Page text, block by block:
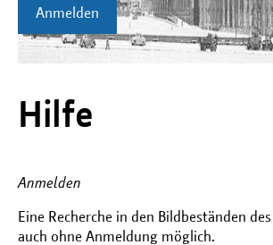
Anmelden
Hilfe
Anmelden
Eine Recherche in den Bildbeständen
auch ohne Anmeldung möglich.